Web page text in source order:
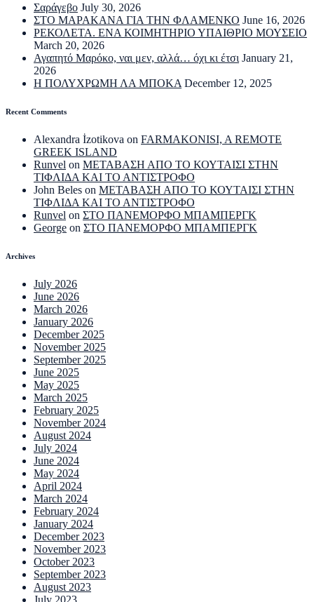
Σαράγεβο July 30, 2026
ΣΤΟ ΜΑΡΑΚΑΝΑ ΓΙΑ ΤΗΝ ΦΛΑΜΕΝΚΟ June 16, 2026
ΡΕΚΟΛΕΤΑ. ΕΝΑ ΚΟΙΜΗΤΗΡΙΟ ΥΠΑΙΘΡΙΟ ΜΟΥΣΕΙΟ
March 20, 2026
Αγαπητό Μαρόκο, ναι μεν, αλλά… όχι κι έτσι January 21,
2026
Η ΠΟΛΥΧΡΩΜΗ ΛΑ ΜΠΟΚΑ December 12, 2025
Recent Comments
Alexandra İzotikova on FARMAKONISI, A REMOTE
GREEK ISLAND
Runvel on ΜΕΤΑΒΑΣΗ ΑΠΟ ΤΟ ΚΟΥΤΑΙΣΙ ΣΤΗΝ
ΤΙΦΛΙΔΑ ΚΑΙ ΤΟ ΑΝΤΙΣΤΡΟΦΟ
John Beles on ΜΕΤΑΒΑΣΗ ΑΠΟ ΤΟ ΚΟΥΤΑΙΣΙ ΣΤΗΝ
ΤΙΦΛΙΔΑ ΚΑΙ ΤΟ ΑΝΤΙΣΤΡΟΦΟ
Runvel on ΣΤΟ ΠΑΝΕΜΟΡΦΟ ΜΠΑΜΠΕΡΓΚ
George on ΣΤΟ ΠΑΝΕΜΟΡΦΟ ΜΠΑΜΠΕΡΓΚ
Archives
July 2026
June 2026
March 2026
January 2026
December 2025
November 2025
September 2025
June 2025
May 2025
March 2025
February 2025
November 2024
August 2024
July 2024
June 2024
May 2024
April 2024
March 2024
February 2024
January 2024
December 2023
November 2023
October 2023
September 2023
August 2023
July 2023